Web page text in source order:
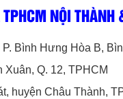
NỘI
Bình Hưng Hòa B,
Xuân, Q. 12, TPHCM
huyện Châu Thành,